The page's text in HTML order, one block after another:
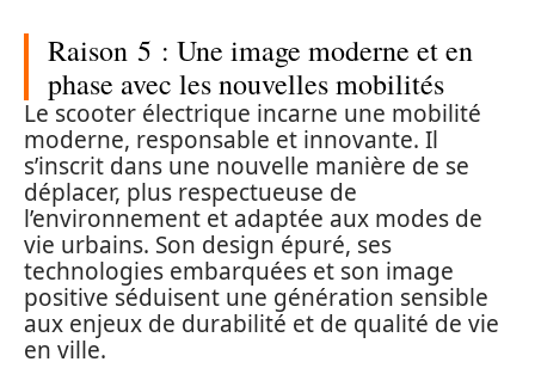
Raison 5 : Une image moderne et en
phase avec les nouvelles mobilités
Le scooter électrique incarne une mobilité
moderne, responsable et innovante. Il
s’inscrit dans une nouvelle manière de se
déplacer, plus respectueuse de
l’environnement et adaptée aux modes de
vie urbains. Son design épuré, ses
technologies embarquées et son image
positive séduisent une génération sensible
aux enjeux de durabilité et de qualité de vie
en ville.